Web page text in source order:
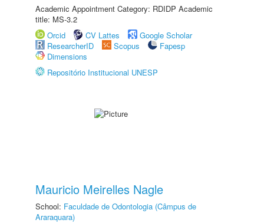
Academic Appointment Category: RDIDP Academic
title: MS-3.2
Orcid
CV Lattes
Google Scholar
ResearcherID
Scopus
Fapesp
Dimensions
Repositório Institucional UNESP
Mauricio Meirelles Nagle
School: Faculdade de Odontologia (Câmpus de
Araraquara)